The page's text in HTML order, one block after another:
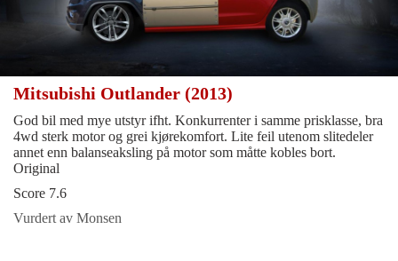
Mitsubishi Outlander (2013)
God bil med mye utstyr ifht. Konkurrenter i samme prisklasse, bra
4wd sterk motor og grei kjørekomfort. Lite feil utenom slitedeler
annet enn balanseaksling på motor som måtte kobles bort.
Original
Score 7.6
Vurdert av Monsen